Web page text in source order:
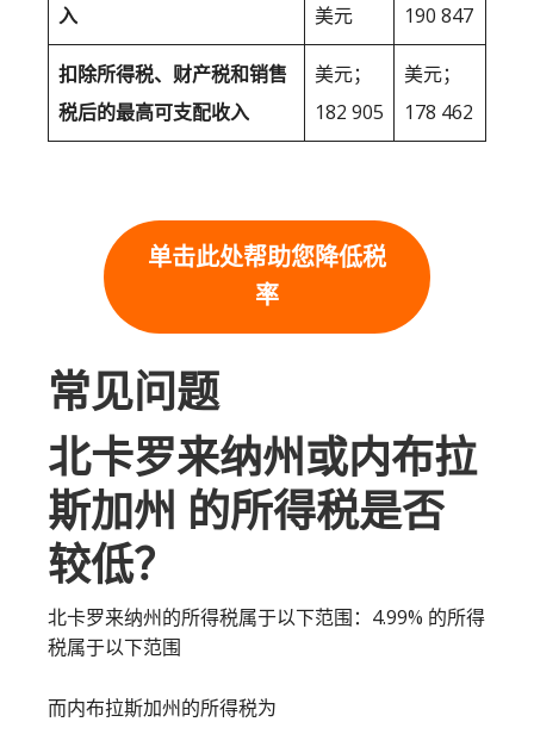
入
美元
190 847
扣除所得税、财产税和销售
税后的最高可支配收入
美元；
182 905
美元；
178 462
单击此处帮助您降低税
率
常见问题
北卡罗来纳州或内布拉
斯加州 的所得税是否
较低？
北卡罗来纳州的所得税属于以下范围：4.99% 的所得
税属于以下范围
而内布拉斯加州的所得税为